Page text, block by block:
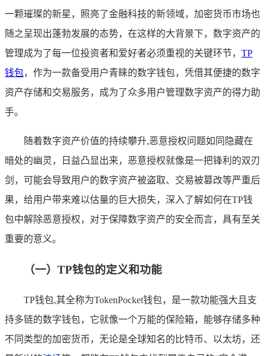
一颗璀璨的新星，照亮了金融科技的新领域，加密货币市场也
随之呈现出蓬勃发展的态势，在这样的大背景下，数字资产的
管理成为了每一位投资者和爱好者必须重视的关键环节， TP
钱包，作为一款备受用户青睐的数字钱包，凭借其便捷的数字
资产存储和交易服务，成为了众多用户管理数字资产的得力助
手。
随着数字资产价值的持续攀升,恶意授权问题如同隐藏在
暗处的幽灵，日益凸显出来，恶意授权就像是一把锋利的双刃
剑，可能会导致用户的数字资产被盗取、交易被篡改等严重后
果，给用户带来难以估量的巨大损失，深入了解如何在TP钱
包中解除恶意授权，对于保障数字资产的安全而言，具有至关
重要的意义。
（一）TP钱包的定义和功能
TP钱包,其全称为TokenPocket钱包，是一款功能强大且支
持多链的数字钱包，它就像一个万能的保险箱，能够存储多种
不同类型的加密货币，无论是全球知名的比特币、以太坊，还